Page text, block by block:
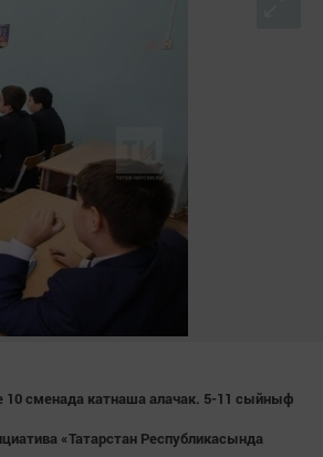
10 сменада катнаша алачак. 5-11 сыйныф
«Татарстан Республикасында